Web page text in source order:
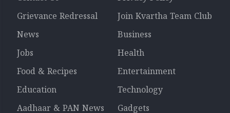
Grievance Redressal
Join Kvartha Team Club
News
Business
Jobs
Health
Food & Recipes
Entertainment
Education
Technology
Aadhaar & PAN News
Gadgets